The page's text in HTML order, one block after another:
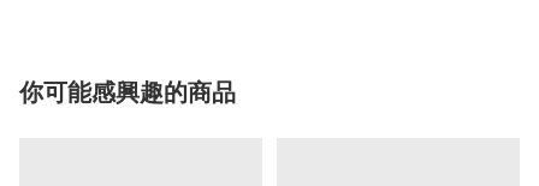
你可能感興趣的商品